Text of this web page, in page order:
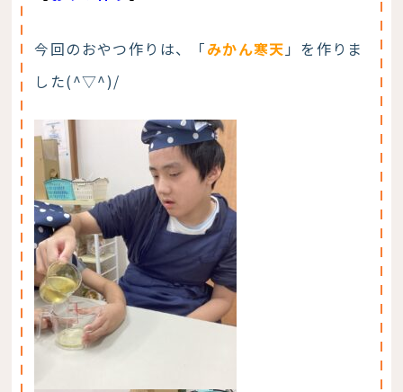
今回のおやつ作りは、「みかん寒天」を作りま
した(^▽^)/